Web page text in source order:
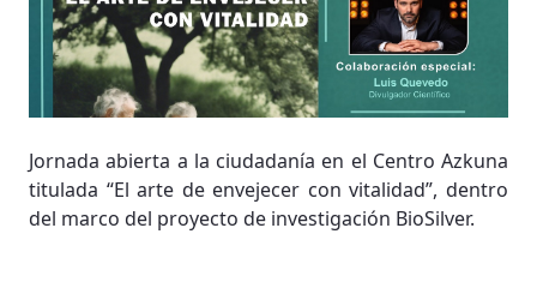
Jornada abierta a la ciudadanía en el Centro Azkuna
titulada “El arte de envejecer con vitalidad”, dentro
del marco del proyecto de investigación BioSilver.